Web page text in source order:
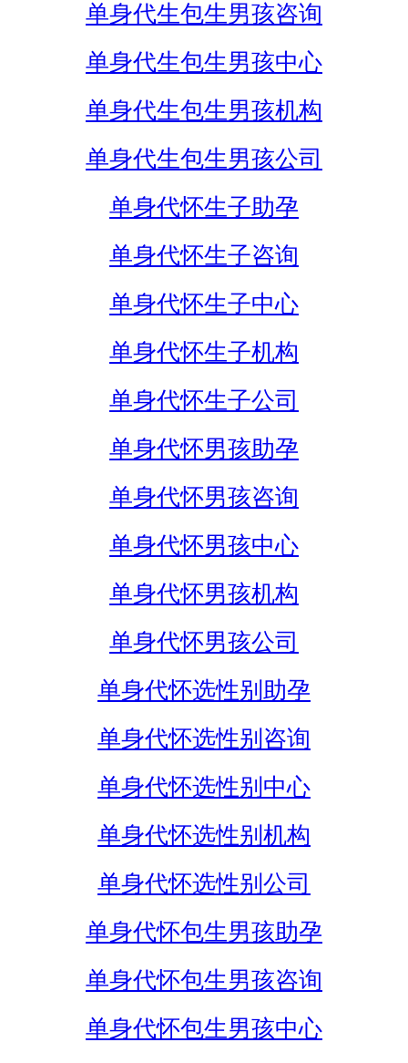
单身代生包生男孩咨询
单身代生包生男孩中心
单身代生包生男孩机构
单身代生包生男孩公司
单身代怀生子助孕
单身代怀生子咨询
单身代怀生子中心
单身代怀生子机构
单身代怀生子公司
单身代怀男孩助孕
单身代怀男孩咨询
单身代怀男孩中心
单身代怀男孩机构
单身代怀男孩公司
单身代怀选性别助孕
单身代怀选性别咨询
单身代怀选性别中心
单身代怀选性别机构
单身代怀选性别公司
单身代怀包生男孩助孕
单身代怀包生男孩咨询
单身代怀包生男孩中心